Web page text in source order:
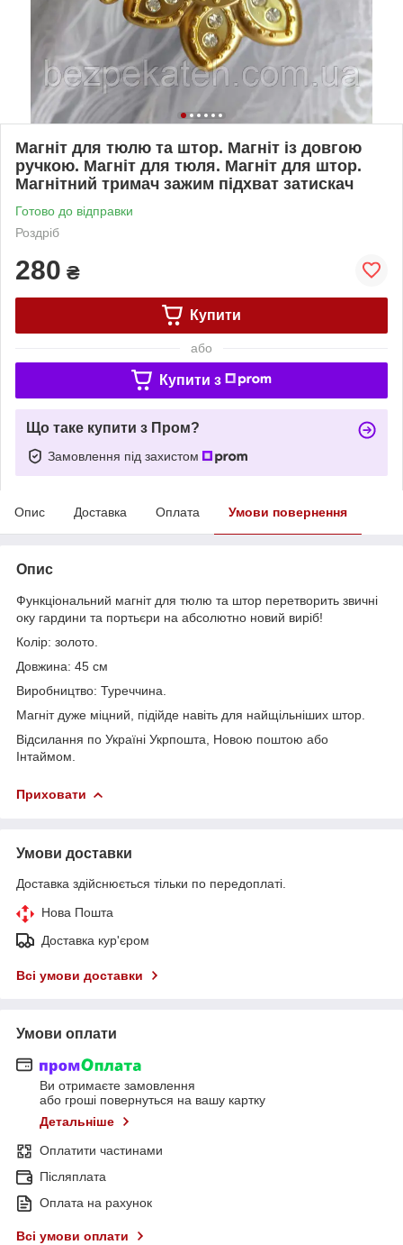
Магніт для тюлю та штор. Магніт із довгою
ручкою. Магніт для тюля. Магніт для штор.
Магнітний тримач зажим підхват затискач
Готово до відправки
Роздріб
280 ₴
Купити
або
Купити з
Що таке купити з Пром?
Замовлення під захистом
Опис Доставка Оплата Умови повернення
Опис
Функціональний магніт для тюлю та штор перетворить звичні
оку гардини та портьєри на абсолютно новий виріб!
Колір: золото.
Довжина: 45 см
Виробництво: Туреччина.
Магніт дуже міцний, підійде навіть для найщільніших штор.
Відсилання по Україні Укрпошта, Новою поштою або
Інтаймом.
Приховати
Умови доставки
Доставка здійснюється тільки по передоплаті.
Нова Пошта
Доставка кур'єром
Всі умови доставки
Умови оплати
Ви отримаєте замовлення
або гроші повернуться на вашу картку
Детальніше
Оплатити частинами
Післяплата
Оплата на рахунок
Всі умови оплати